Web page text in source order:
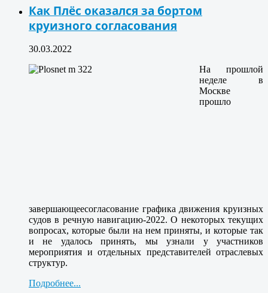
Как Плёс оказался за бортом
круизного согласования
30.03.2022
На прошлой
неделе в
Москве
прошло
завершающеесогласование графика движения круизных
судов в речную навигацию-2022. О некоторых текущих
вопросах, которые были на нем приняты, и которые так
и не удалось принять, мы узнали у участников
мероприятия и отдельных представителей отраслевых
структур.
Подробнее...